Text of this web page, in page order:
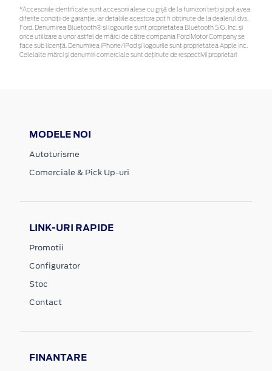
*Accesoriile identificate sunt accesorii alese cu grijă de la furnizori terți și pot avea
diferite condiții de garanție, iar detaliile acestora pot fi obținute de la dealerul dvs.
Ford. Denumirea Bluetooth® și logourile sunt proprietatea Bluetooth SIG, Inc. și
orice utilizare a unor astfel de mărci de către compania Ford Motor Company se
face sub licență. Denumirea iPhone/iPod și logourile sunt proprietatea Apple Inc.
Celelalte mărci și denumiri comerciale sunt deținute de respectivii proprietari
MODELE NOI
Autoturisme
Comerciale & Pick Up-uri
LINK-URI RAPIDE
Promotii
Configurator
Stoc
Contact
FINANTARE